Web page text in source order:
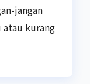
jangan
atau kurang